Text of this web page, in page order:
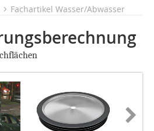
Fachartikel Wasser/Abwasser